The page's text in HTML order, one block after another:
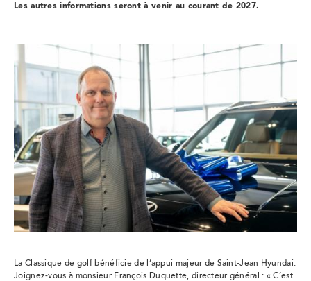
Les autres informations seront à venir au courant de 2027.
La Classique de golf bénéficie de l’appui majeur de Saint-Jean Hyundai.
Joignez-vous à monsieur François Duquette, directeur général : « C’est